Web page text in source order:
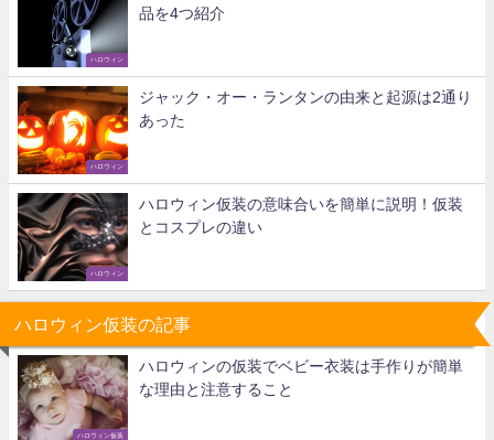
ハロウィン
品を4つ紹介
ハロウィン
ジャック・オー・ランタンの由来と起源は2通り
あった
ハロウィン
ハロウィン仮装の意味合いを簡単に説明！仮装
とコスプレの違い
ハロウィン仮装の記事
ハロウィン仮装
ハロウィンの仮装でベビー衣装は手作りが簡単
な理由と注意すること